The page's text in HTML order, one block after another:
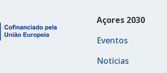
Açores 2030
Eventos
Notícias